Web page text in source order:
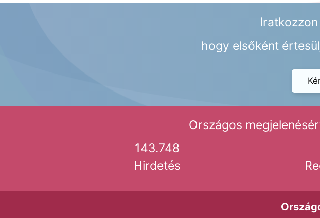
hogy elsőként
Országos
143.748
Hirdetés